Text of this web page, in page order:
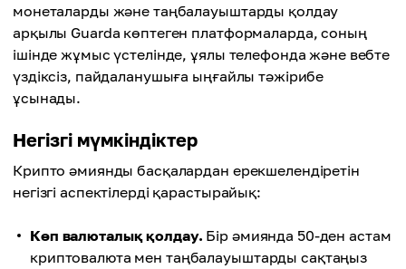
монеталарды және таңбалауыштарды қолдау
арқылы Guarda көптеген платформаларда, соның
ішінде жұмыс үстелінде, ұялы телефонда және вебте
үздіксіз, пайдаланушыға ыңғайлы тәжірибе
ұсынады.
Негізгі мүмкіндіктер
Крипто әмиянды басқалардан ерекшелендіретін
негізгі аспектілерді қарастырайық:
Көп валюталық қолдау. Бір әмиянда 50-ден астам
криптовалюта мен таңбалауыштарды сақтаңыз